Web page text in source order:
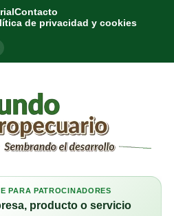
Contacto
de privacidad y cookies
PARA PATROCINADORES
producto o servicio